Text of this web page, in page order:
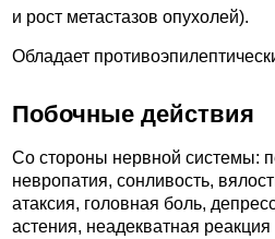
и рост метастазов опухолей).
Обладает
Побочные действия
Со стороны нервной системы:
невропатия, сонливость,
атаксия, головная боль,
астения, неадекватная